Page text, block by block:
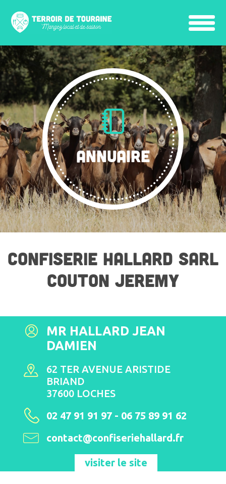
ANNUAIRE
CONFISERIE HALLARD SARL
COUTON JEREMY
MR HALLARD JEAN
DAMIEN
62 TER AVENUE ARISTIDE
BRIAND
37600 LOCHES
02 47 91 91 97 - 06 75 89 91 62
contact@confiseriehallard.fr
visiter le site